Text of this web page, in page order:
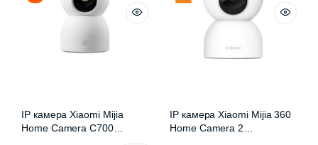
IP камера Xiaomi Mijia
Home Camera C700
IP камера Xiaomi Mijia 360
Home Camera 2